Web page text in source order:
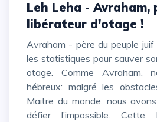
Leh Leha - Avraham, premier
libérateur d'otage !
Avraham - père du peuple juif - défie la raison, et
les statistiques pour sauver
otage. Comme Avraham,
hébreux: malgré les
Maitre du monde, nous
défier l’impossible. Cette